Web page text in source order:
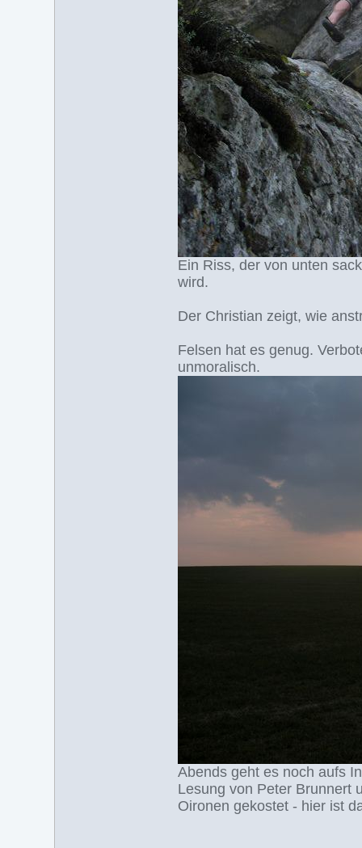
Ein Riss, der von unten
wird.
Der Christian zeigt, wie
Felsen hat es genug.
unmoralisch.
Abends geht es noch aufs
Lesung von Peter Brunnert
Oironen gekostet - hier ist